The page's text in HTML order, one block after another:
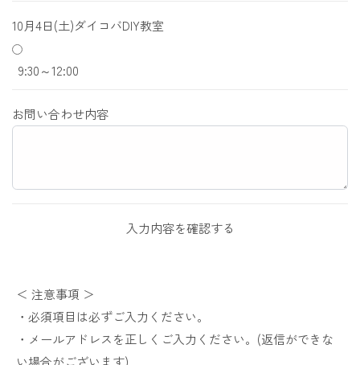
承ください。
＜個人情報の開示･訂正・削除･利用停止の手続について
当社では、お客様の個人情報の開示･訂正･削除・利用停
10月4日(土)ダイコバDIY教室
9:30～12:00
お問い合わせ内容
入力内容を確認する
＜ 注意事項 ＞
・必須項目は必ずご入力ください。
・メールアドレスを正しくご入力ください。(返信ができな
い場合がございます)